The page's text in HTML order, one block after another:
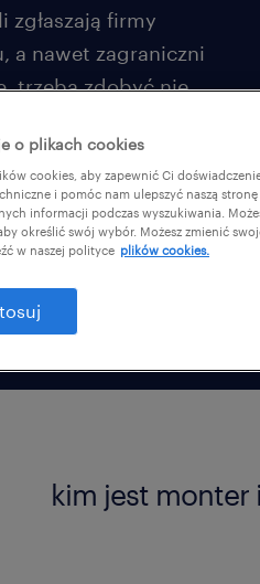
firmy
a nawet zagraniczni
trzeba zdobyć nie
predyspozycje
izolacji
kim jest monter
o plikach cookies
cookies, aby zapewnić Ci
i pomóc nam ulepszyć naszą
informacji podczas wyszukiwania.
aby określić swój wybór. Możesz zmienić
w naszej polityce plików cookies.